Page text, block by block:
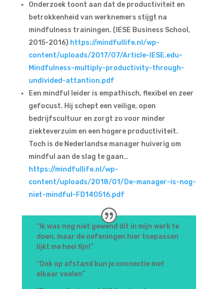
Onderzoek toont aan dat de productiviteit en
betrokkenheid van werknemers stijgt na
mindfulness trainingen. (IESE Business School,
2015-2016) https://mindfullife.nl/wp-
content/uploads/2017/07/Article-IESE.edu-
Mindfulness-multiply-productivity-through-
undivided-attantion.pdf
Een mindful leider is empathisch, flexibel en zeer
gefocust. Hij schept een veilige, open
bedrijfscultuur en zorgt zo voor minder
ziekteverzuim en een hogere productiviteit.
Toch is de Nederlandse manager huiverig om
mindful aan de slag te gaan…
https://mindfullife.nl/wp-
content/uploads/2018/01/De-manager-is-nog-
niet-mindful-FD140516.pdf
“Ik was nog niet gewend dit in mijn werk te
doen, maar de oefeningen hier toepassen
lijkt me heel fijn!”
“Ook op afstand kun je connectie met
elkaar voelen”